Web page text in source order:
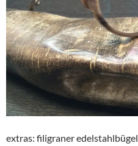
extras: filigraner